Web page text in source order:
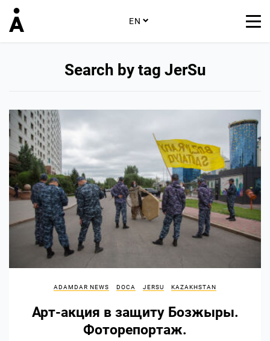
EN
Search by tag JerSu
ADAMDAR NEWS DOCA JERSU KAZAKHSTAN
Арт-акция в защиту Бозжыры.
Фоторепортаж.